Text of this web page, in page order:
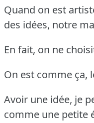
Quand on est
des idées, notre
En fait, on ne
On est comme ça,
Avoir une idée, je
comme une petite